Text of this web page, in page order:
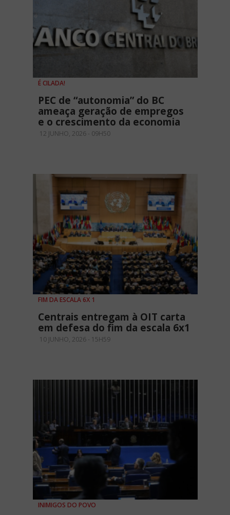
É CILADA!
PEC de “autonomia” do BC
ameaça geração de empregos
e o crescimento da economia
12 JUNHO, 2026 - 09H50
FIM DA ESCALA 6X 1
Centrais entregam à OIT carta
em defesa do fim da escala 6x1
10 JUNHO, 2026 - 15H59
INIMIGOS DO POVO